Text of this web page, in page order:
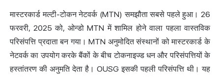
मास्टरकार्ड मल्टी-टोकन नेटवर्क (MTN) समझौता सबसे पहले हुआ। 26
फरवरी, 2025 को, ओन्डो MTN में शामिल होने वाला पहला वास्तविक
परिसंपत्ति प्रदाता बन गया। MTN अनुमोदित संस्थानों को मास्टरकार्ड के
नेटवर्क का उपयोग करके बैंकों के बीच टोकनाइज्ड धन और परिसंपत्तियों के
हस्तांतरण की अनुमति देता है। OUSG इसकी पहली परिसंपत्ति थी। यह